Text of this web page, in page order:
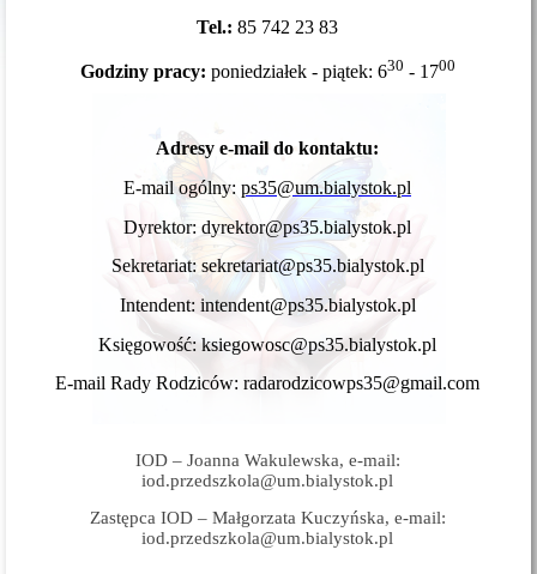
Tel.: 85 742 23 83
Godziny pracy: poniedziałek - piątek: 630 - 1700
Adresy e-mail do kontaktu:
E-mail ogólny: ps35@um.bialystok.pl
Dyrektor: dyrektor@ps35.bialystok.pl
Sekretariat: sekretariat@ps35.bialystok.pl
Intendent: intendent@ps35.bialystok.pl
Księgowość: ksiegowosc@ps35.bialystok.pl
E-mail Rady Rodziców: radarodzicowps35@gmail.com
IOD – Joanna Wakulewska, e-mail:
iod.przedszkola@um.bialystok.pl
Zastępca IOD – Małgorzata Kuczyńska, e-mail:
iod.przedszkola@um.bialystok.pl